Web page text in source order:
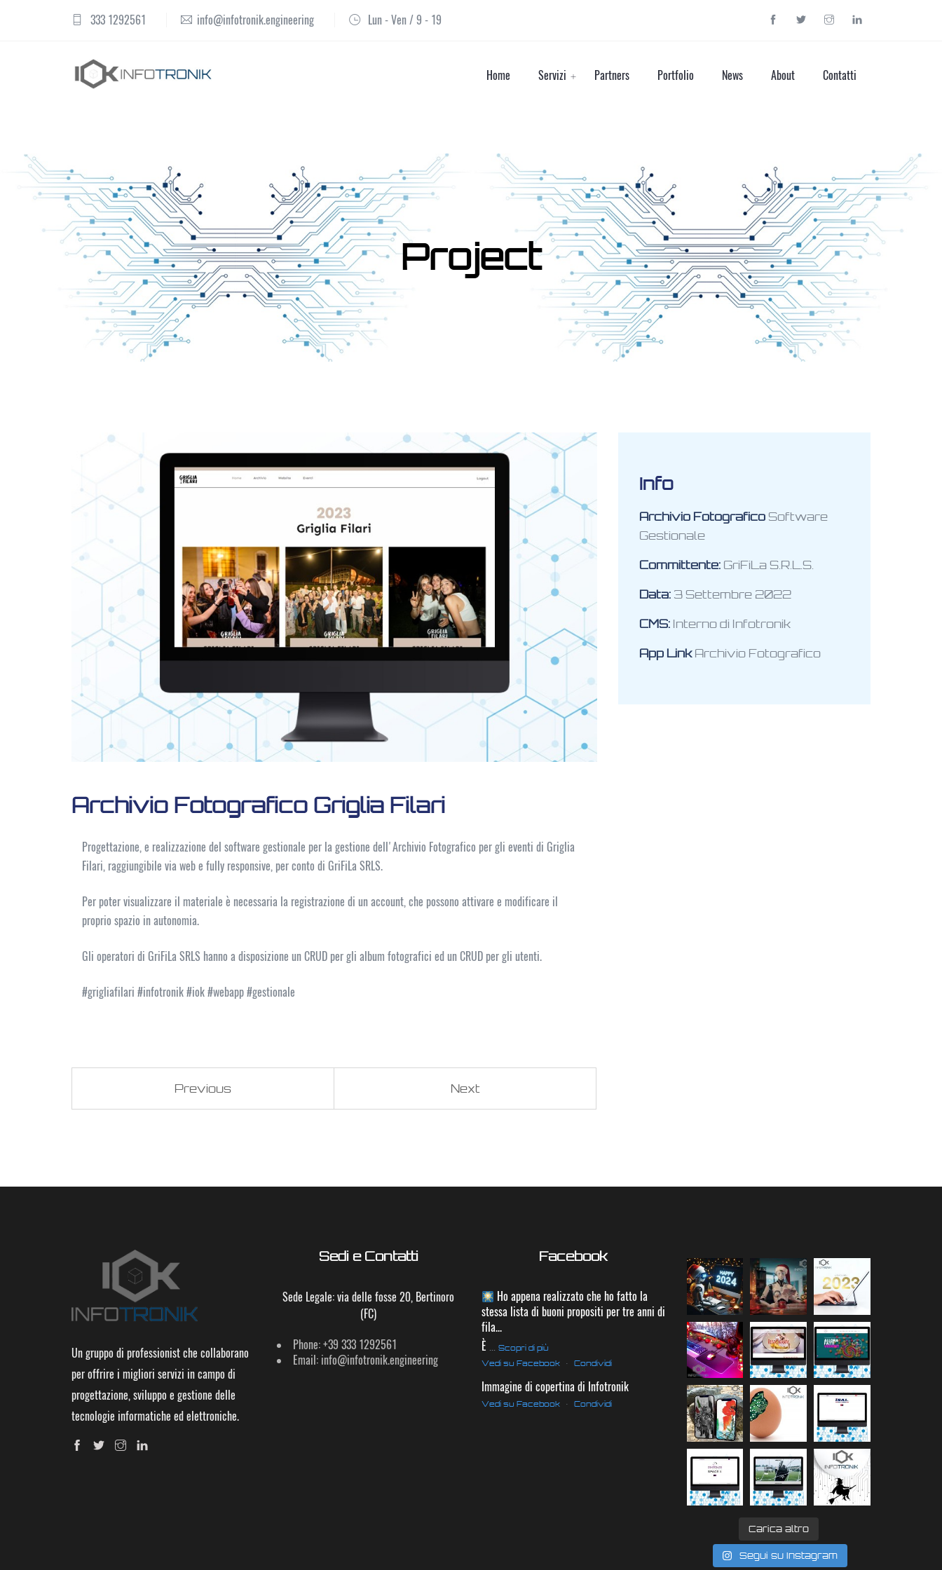
333 1292561 info@infotronik.engineering Lun - Ven / 9 - 19
Home Servizi Partners Portfolio News About Contatti
Project
Archivio Fotografico Griglia Filari
Progettazione, e realizzazione del software gestionale per la gestione dell'Archivio Fotografico per gli eventi di Griglia
Filari, raggiungibile via web e fully responsive, per conto di GriFiLa SRLS.
Per poter visualizzare il materiale è necessaria la registrazione di un account, che possono attivare e modificare il
proprio spazio in autonomia.
Gli operatori di GriFiLa SRLS hanno a disposizione un CRUD per gli album fotografici ed un CRUD per gli utenti.
#grigliafilari #infotronik #iok #webapp #gestionale
Info
Archivio Fotografico Software
Gestionale
Committente: GriFiLa S.R.L.S.
Data: 3 Settembre 2022
CMS: Interno di Infotronik
App Link Archivio Fotografico
Previous Next
Un gruppo di professionist che collaborano
per offrire i migliori servizi in campo di
progettazione, sviluppo e gestione delle
tecnologie informatiche ed elettroniche.
Sedi e Contatti
Sede Legale: via delle fosse 20, Bertinoro
(FC)
Phone: +39 333 1292561
Email: info@infotronik.engineering
Facebook
Ho appena realizzato che ho fatto la
stessa lista di buoni propositi per tre anni di
fila...
È
Scopri di più
Vedi su Facebook · Condividi
Immagine di copertina di Infotronik
Vedi su Facebook · Condividi
Carica altro
Segui su Instagram